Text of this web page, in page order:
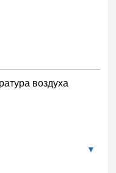
воздуха